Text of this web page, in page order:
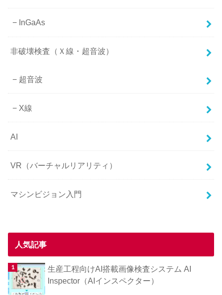
InGaAs
非破壊検査（Ｘ線・超音波）
超音波
X線
AI
VR（バーチャルリアリティ）
マシンビジョン入門
人気記事
生産工程向けAI搭載画像検査システム AI
Inspector（AIインスペクター）